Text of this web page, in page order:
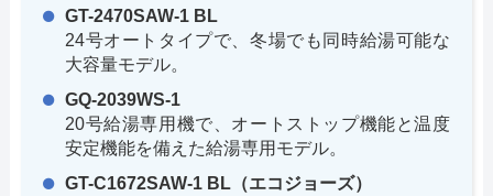
GT-2470SAW-1 BL
24号オートタイプで、冬場でも同時給湯可能な
大容量モデル。
GQ-2039WS-1
20号給湯専用機で、オートストップ機能と温度
安定機能を備えた給湯専用モデル。
GT-C1672SAW-1 BL（エコジョーズ）